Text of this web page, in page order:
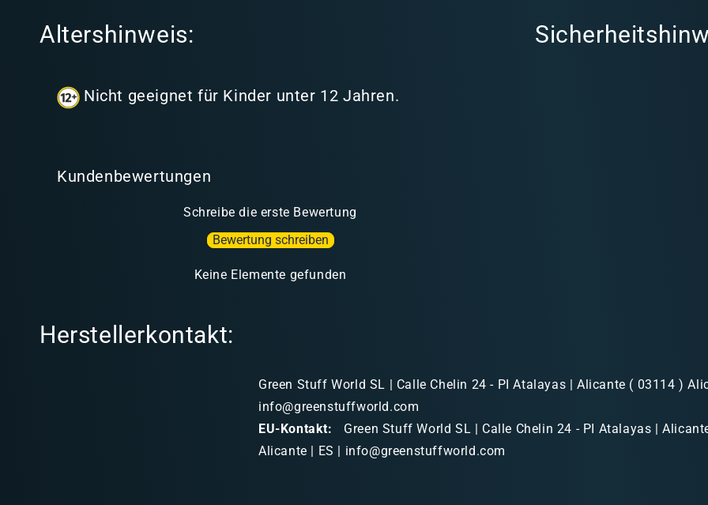
n
Altershinweis:
Nicht geeignet für Kinder unter 12 Jahren.
Kundenbewertungen
Schreibe die erste Bewertung
Bewertung schreiben
Keine Elemente gefunden
Herstellerkontakt:
Green Stuff World SL | Calle Chelin 24 - PI Atalayas | Alicante ( 03114 )
info@greenstuffworld.com
EU-Kontakt:
Green Stuff World SL | Calle Chelin 24 - PI Atalayas |
Alicante | ES | info@greenstuffworld.com